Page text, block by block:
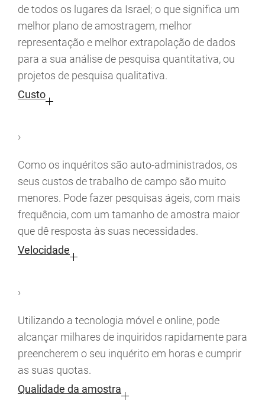
de todos os lugares da Israel; o que significa um
melhor plano de amostragem, melhor
representação e melhor extrapolação de dados
para a sua análise de pesquisa quantitativa, ou
projetos de pesquisa qualitativa.
Custo
›
Como os inquéritos são auto-administrados, os
seus custos de trabalho de campo são muito
menores. Pode fazer pesquisas ágeis, com mais
frequência, com um tamanho de amostra maior
que dê resposta às suas necessidades.
Velocidade
›
Utilizando a tecnologia móvel e online, pode
alcançar milhares de inquiridos rapidamente para
preencherem o seu inquérito em horas e cumprir
as suas quotas.
Qualidade da amostra